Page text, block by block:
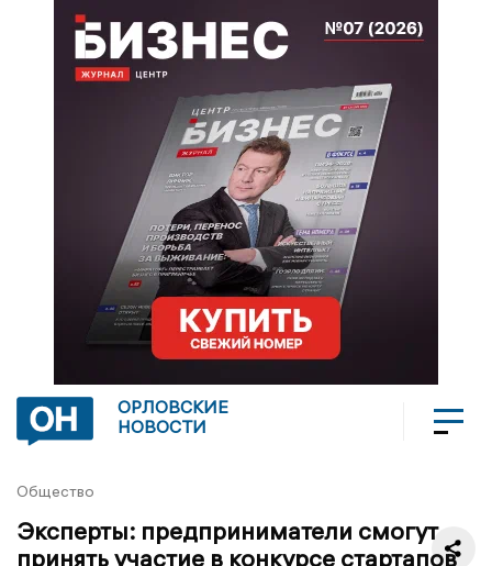
ОРЛОВСКИЕ
НОВОСТИ
Общество
Эксперты: предприниматели смогут
принять участие в конкурсе стартапов